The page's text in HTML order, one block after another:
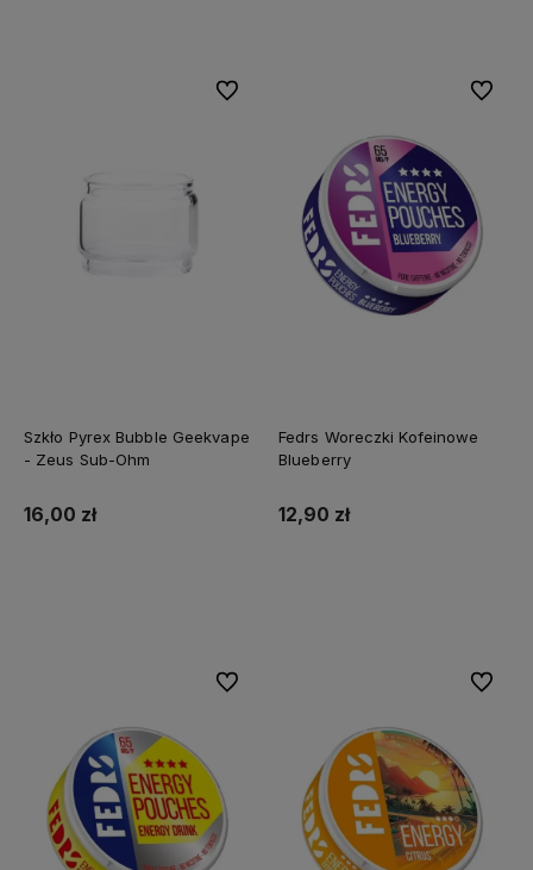
Szkło Pyrex Bubble Geekvape
- Zeus Sub-Ohm
16,00 zł
Do ulubionych
Fedrs Woreczki Kofeinowe
Blueberry
12,90 zł
Do
Do ulubionych Do